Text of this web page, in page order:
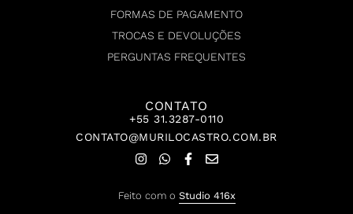
FORMAS DE PAGAMENTO
TROCAS E DEVOLUÇÕES
PERGUNTAS FREQUENTES
CONTATO
+55 31.3287-0110
CONTATO@MURILOCASTRO.COM.BR
Feito com o Studio 416x